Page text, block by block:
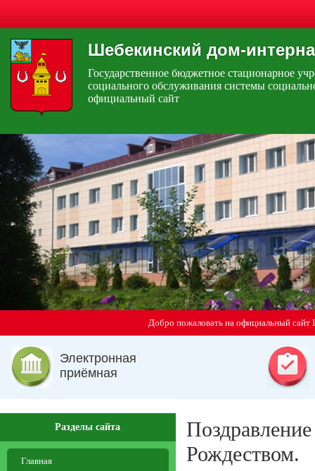
Шебекинский дом-
Государственное бюджетное стационарное
социального обслуживания системы
официальный сайт
Добро пожаловать на официальный сайт
Электронная
приёмная
Разделы сайта
Главная
Рождеством.